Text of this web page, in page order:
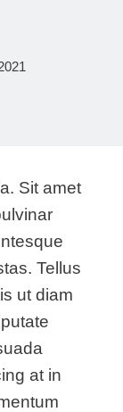
Sit amet
Tellus
ut diam
at in